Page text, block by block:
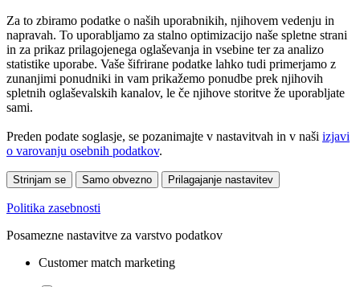
Za to zbiramo podatke o naših uporabnikih, njihovem vedenju in
napravah. To uporabljamo za stalno optimizacijo naše spletne strani
in za prikaz prilagojenega oglaševanja in vsebine ter za analizo
statistike uporabe. Vaše šifrirane podatke lahko tudi primerjamo z
zunanjimi ponudniki in vam prikažemo ponudbe prek njihovih
spletnih oglaševalskih kanalov, le če njihove storitve že uporabljate
sami.
Preden podate soglasje, se pozanimajte v nastavitvah in v naši izjavi
o varovanju osebnih podatkov.
Strinjam se Samo obvezno Prilagajanje nastavitev
Politika zasebnosti
Posamezne nastavitve za varstvo podatkov
Customer match marketing